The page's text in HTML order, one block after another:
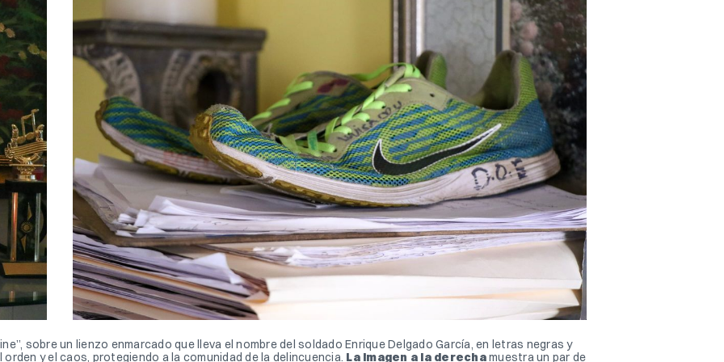
sobre un lienzo enmarcado que lleva el nombre del soldado Enrique Delgado García, en letras negras y
y el caos, protegiendo a la comunidad de la delincuencia. La imagen a la derecha muestra un par de